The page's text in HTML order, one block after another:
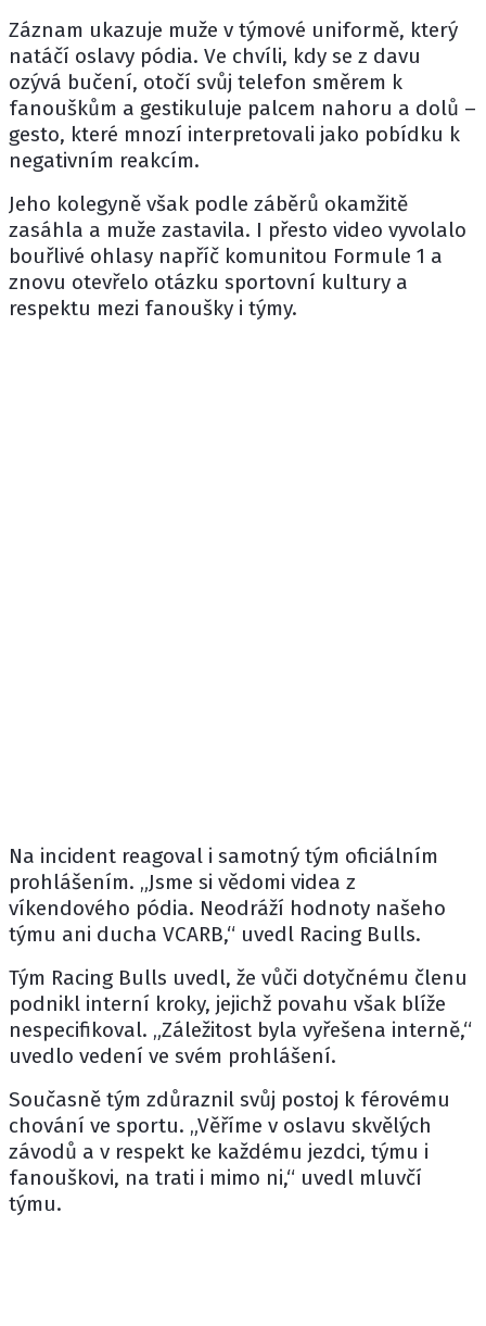
Záznam ukazuje muže v týmové uniformě, který
natáčí oslavy pódia. Ve chvíli, kdy se z davu
ozývá bučení, otočí svůj telefon směrem k
fanouškům a gestikuluje palcem nahoru a dolů –
gesto, které mnozí interpretovali jako pobídku k
negativním reakcím.
Jeho kolegyně však podle záběrů okamžitě
zasáhla a muže zastavila. I přesto video vyvolalo
bouřlivé ohlasy napříč komunitou Formule 1 a
znovu otevřelo otázku sportovní kultury a
respektu mezi fanoušky i týmy.
Na incident reagoval i samotný tým oficiálním
prohlášením. „Jsme si vědomi videa z
víkendového pódia. Neodráží hodnoty našeho
týmu ani ducha VCARB,“ uvedl Racing Bulls.
Tým Racing Bulls uvedl, že vůči dotyčnému členu
podnikl interní kroky, jejichž povahu však blíže
nespecifikoval. „Záležitost byla vyřešena interně,“
uvedlo vedení ve svém prohlášení.
Současně tým zdůraznil svůj postoj k férovému
chování ve sportu. „Věříme v oslavu skvělých
závodů a v respekt ke každému jezdci, týmu i
fanouškovi, na trati i mimo ni,“ uvedl mluvčí
týmu.